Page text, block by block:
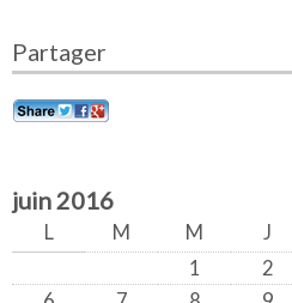
Partager
juin 2016
L M M J
1
2